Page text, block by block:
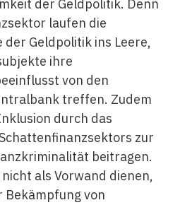
der Geldpolitik. Denn
laufen die
Geldpolitik ins Leere,
ihre
von den
treffen. Zudem
durch das
zur
beitragen.
als Vorwand dienen,
Bekämpfung von